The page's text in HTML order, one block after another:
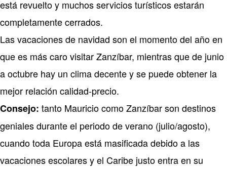
está revuelto y muchos servicios turísticos estarán
completamente cerrados.
Las vacaciones de navidad son el momento del año en
que es más caro visitar Zanzíbar, mientras que de junio
a octubre hay un clima decente y se puede obtener la
mejor relación calidad-precio.
Consejo: tanto Mauricio como Zanzíbar son destinos
geniales durante el periodo de verano (julio/agosto),
cuando toda Europa está masificada debido a las
vacaciones escolares y el Caribe justo entra en su